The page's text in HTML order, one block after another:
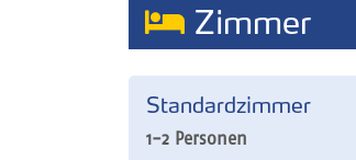
Zimmer
Standardzimmer
1-2 Personen